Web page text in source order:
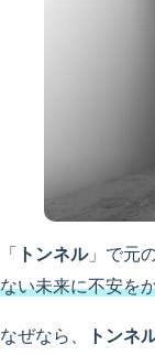
「 トンネル」で元
ない未来に不安を
なぜなら、
トンネ